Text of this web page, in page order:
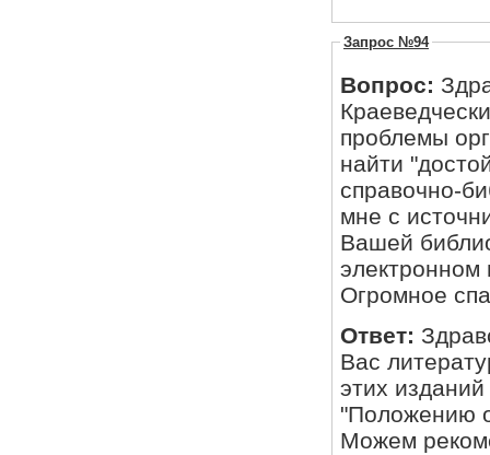
Запрос №94
Вопрос:
проблемы
найти
справочно-
мне с
Вашей
электронном
Огромное
Ответ:
Вас
этих
"Положению
Можем